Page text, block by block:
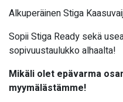
Alkuperäinen Stiga
Sopii Stiga Ready sekä
sopivuustaulukko alhaalta!
Mikäli olet epävarma
myymälästämme!